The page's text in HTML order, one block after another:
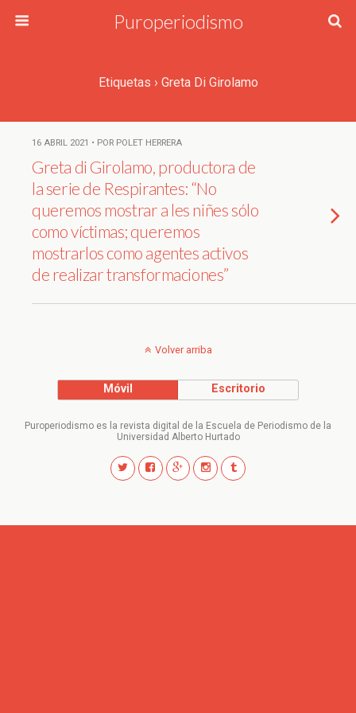
Puroperiodismo
Etiquetas › Greta Di Girolamo
16 ABRIL 2021 • POR POLET HERRERA
Greta di Girolamo, productora de
la serie de Respirantes: “No
queremos mostrar a les niñes sólo
como víctimas; queremos
mostrarlos como agentes activos
de realizar transformaciones”
Volver arriba
Móvil Escritorio
Puroperiodismo es la revista digital de la Escuela de Periodismo de la
Universidad Alberto Hurtado